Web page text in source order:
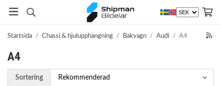
Startsida / Chassi & hjulupphängning / Bakvagn / Audi / A4
A4
Sortering